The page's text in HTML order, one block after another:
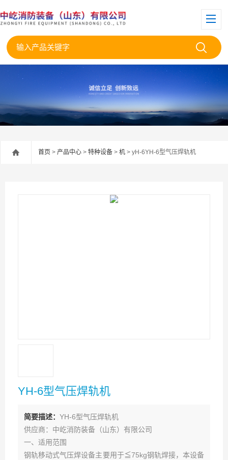
首页 > 产品中心 > 特种设备 > 机 > yH-6YH-6型气压焊轨机
YH-6型气压焊轨机
简要描述： YH-6型气压焊轨机
供应商：中屹消防装备（山东）有限公司
一、适用范围
钢轨移动式气压焊设备主要用于≦75kg钢轨焊接，本设备